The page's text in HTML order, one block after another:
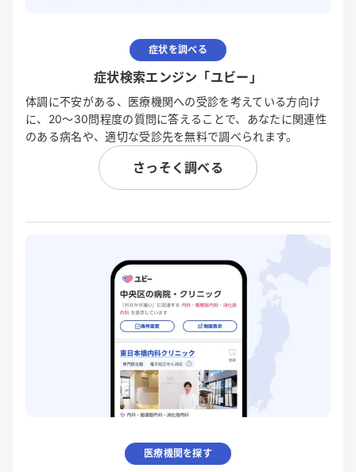
症状を調べる
症状検索エンジン「ユビー」
体調に不安がある、医療機関への受診を考えている方向け
に、20〜30問程度の質問に答えることで、あなたに関連性
のある病名や、適切な受診先を無料で調べられます。
さっそく調べる
医療機関を探す